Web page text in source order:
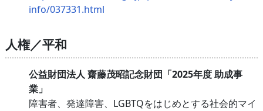
info/037331.html
人権／平和
公益財団法人 齋藤茂昭記念財団「2025年度 助成事
業」
障害者、発達障害、LGBTQをはじめとする社会的マイ